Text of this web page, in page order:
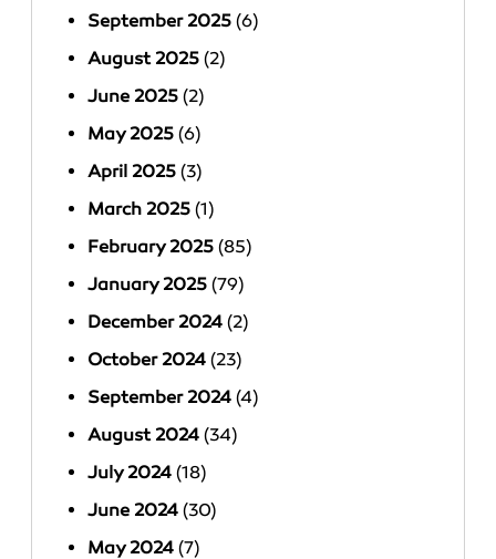
September 2025 (6)
August 2025 (2)
June 2025 (2)
May 2025 (6)
April 2025 (3)
March 2025 (1)
February 2025 (85)
January 2025 (79)
December 2024 (2)
October 2024 (23)
September 2024 (4)
August 2024 (34)
July 2024 (18)
June 2024 (30)
May 2024 (7)